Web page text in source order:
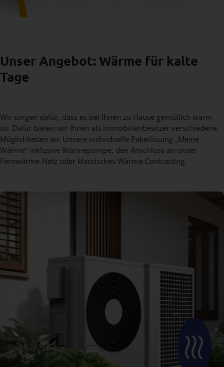
Unser Angebot: Wärme für kalte
Tage
Wir sorgen dafür, dass es bei Ihnen zu Hause gemütlich warm
ist. Dafür bieten wir Ihnen als Immobilienbesitzer verschiedene
Möglichkeiten an: Unsere individuelle Paketlösung „Meine
Wärme“ inklusive Wärmepumpe, den Anschluss an unser
Fernwärme-Netz oder klassisches Wärme-Contracting.
Icon